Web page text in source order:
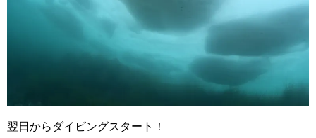
翌日からダイビングスタート！